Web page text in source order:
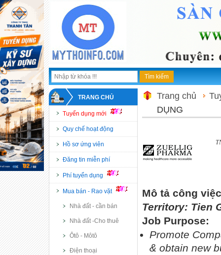
TRANG CHỦ
Tuyển dụng mới
Quy chế hoạt động
Hồ sơ ứng viên
Đăng tin miễn phí
Phí tuyển dụng
Mua bán - Rao vặt
Nhà đất - cần bán
Nhà đất -Cho thuê
Ôtô - Môtô
Điện thoại
Trang chủ
DỤNG
Mô tả công việc
Territory: Tien
Job Purpose:
Promote
& obtain new